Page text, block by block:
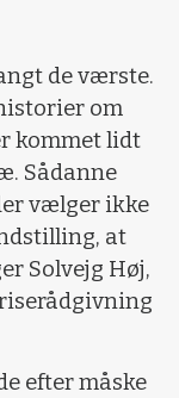
de værste.
om
kommet lidt
Sådanne
vælger ikke
at
Solvejg Høj,
efter måske